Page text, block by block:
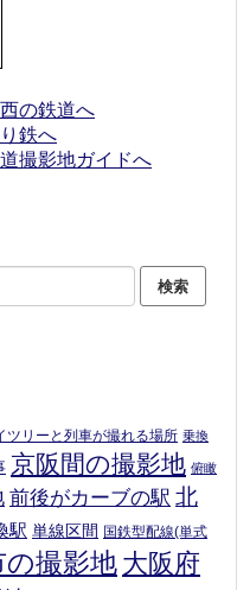
ツリーと列車が撮れる場所 乗換
京阪間の撮影地 俯瞰
前後がカーブの駅 北
駅 単線区間 国鉄型配線(単式
の撮影地 大阪府